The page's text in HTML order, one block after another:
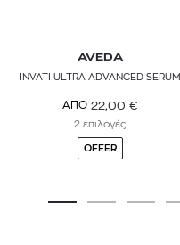
AVEDA
INVATI ULTRA ADVANCED SERUM
ΑΠΟ 22,00 €
2 επιλογές
OFFER